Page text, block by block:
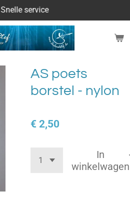
Snelle service
AS poets
borstel - nylon
€ 2,50
In
winkelwagen